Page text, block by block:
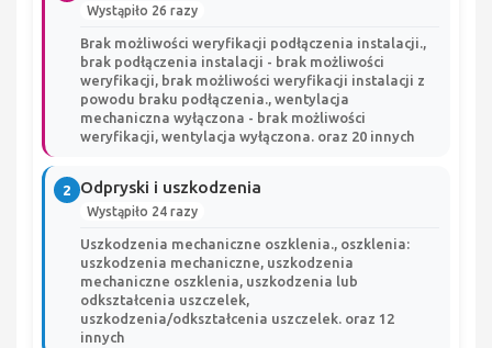
Wystąpiło 26 razy
Brak możliwości weryfikacji podłączenia instalacji.,
brak podłączenia instalacji - brak możliwości
weryfikacji, brak możliwości weryfikacji instalacji z
powodu braku podłączenia., wentylacja
mechaniczna wyłączona - brak możliwości
weryfikacji, wentylacja wyłączona. oraz 20 innych
2 Odpryski i uszkodzenia
Wystąpiło 24 razy
Uszkodzenia mechaniczne oszklenia., oszklenia:
uszkodzenia mechaniczne, uszkodzenia
mechaniczne oszklenia, uszkodzenia lub
odkształcenia uszczelek,
uszkodzenia/odkształcenia uszczelek. oraz 12
innych